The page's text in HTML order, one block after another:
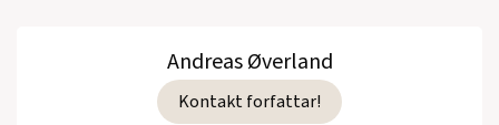
Andreas Øverland
Kontakt forfattar!